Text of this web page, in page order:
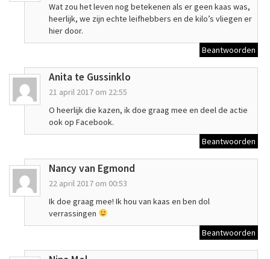
Wat zou het leven nog betekenen als er geen kaas was,
heerlijk, we zijn echte leifhebbers en de kilo’s vliegen er
hier door.
Beantwoorden
Anita te Gussinklo
21 april 2017 om 22:55
O heerlijk die kazen, ik doe graag mee en deel de actie
ook op Facebook.
Beantwoorden
Nancy van Egmond
22 april 2017 om 00:53
Ik doe graag mee! Ik hou van kaas en ben dol
verrassingen
Beantwoorden